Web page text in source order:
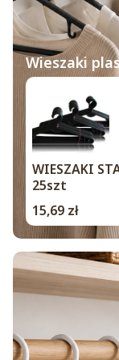
Wieszaki
WIESZAKI
25szt
Cena
15,69 zł